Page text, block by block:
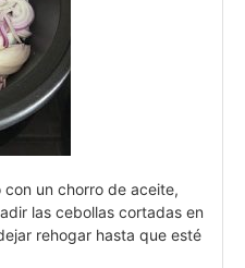
con un chorro de aceite,
las cebollas cortadas en
rehogar hasta que esté